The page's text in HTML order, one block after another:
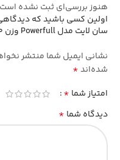
هنوز بررسی‌ای ثبت نشده
اولین کسی باشید که
سان لایت مدل Powerfull وزن 250 گرم”
نشانی ایمیل شما منتشر
شده‌اند*
امتیاز شما *
دیدگاه شما *